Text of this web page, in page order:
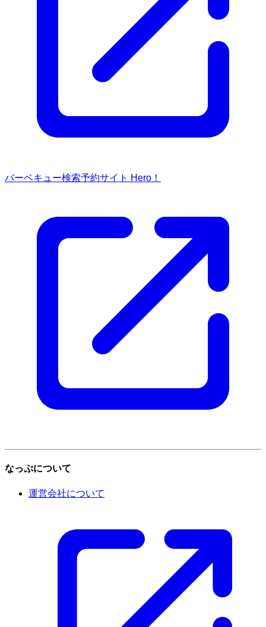
バーベキュー検索予約サイト Hero！
なっぷについて
運営会社について